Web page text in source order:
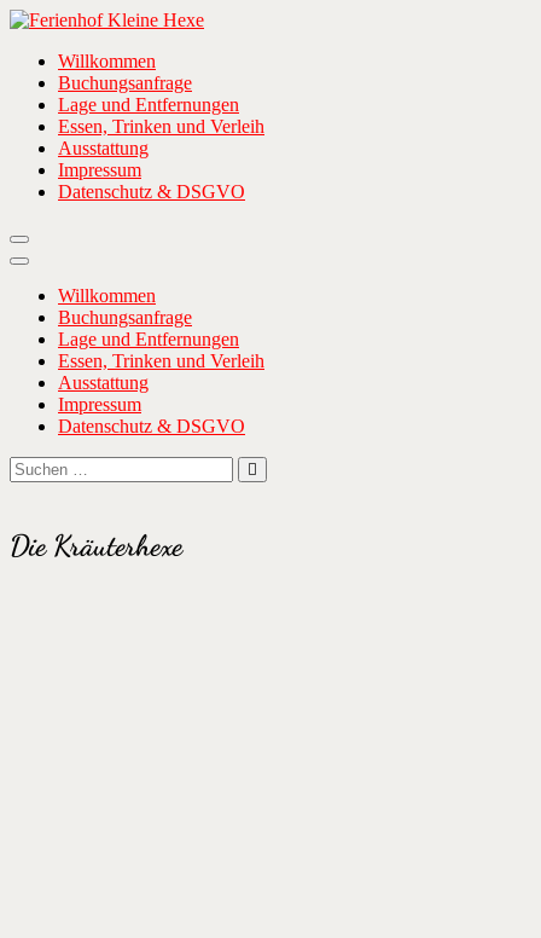
Zum
springen
Ferienhof Kleine Hexe
… wenn ihr Meer wollt!
Willkommen
Buchungsanfrage
Lage und Entfernungen
Essen, Trinken und Verleih
Ausstattung
Impressum
Datenschutz & DSGVO
Willkommen
Buchungsanfrage
Lage und Entfernungen
Essen, Trinken und Verleih
Ausstattung
Impressum
Datenschutz & DSGVO
Suchen
nach:
Die Kräuterhexe